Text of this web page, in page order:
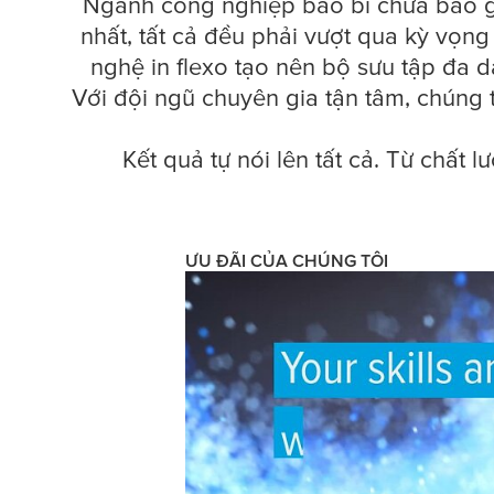
tiềm năng của
nhất, tất cả đều phải vượt qua kỳ
nghệ in flexo tạo nên bộ sưu tập đa
Với đội ngũ chuyên gia tận tâm,
Kết quả tự nói lên tất cả. Từ chất
ƯU ĐÃI CỦA CHÚNG TÔI